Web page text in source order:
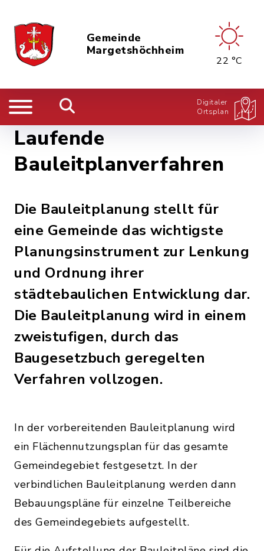
Gemeinde
Margetshöchheim
22 °C
Digitaler
Ortsplan
Laufende
Bauleitplanverfahren
Die Bauleitplanung stellt für
eine Gemeinde das wichtigste
Planungsinstrument zur Lenkung
und Ordnung ihrer
städtebaulichen Entwicklung dar.
Die Bauleitplanung wird in einem
zweistufigen, durch das
Baugesetzbuch geregelten
Verfahren vollzogen.
In der vorbereitenden Bauleitplanung wird
ein Flächennutzungsplan für das gesamte
Gemeindegebiet festgesetzt. In der
verbindlichen Bauleitplanung werden dann
Bebauungspläne für einzelne Teilbereiche
des Gemeindegebiets aufgestellt.